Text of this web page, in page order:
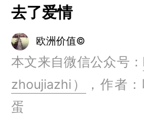
去了爱情
欧洲价值©
本文来自微信公众号：
zhoujiazhi）
，作者
蛋